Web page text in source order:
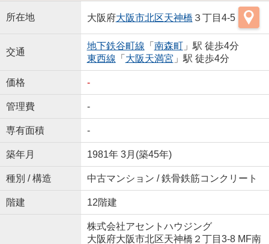
所在地 大阪府大阪市北区天神橋 ３丁目4-5
交通
地下鉄谷町線 「 南森町」駅 徒歩4分
東西線 「 大阪天満宮 」駅 徒歩4分
価格 -
管理費 -
専有面積 -
築年月 1981年 3月(築45年)
種別 / 構造 中古マンション / 鉄骨鉄筋コンクリート
階建 12階建
株式会社アセントハウジング
大阪府大阪市北区天神橋２丁目3-8 MF南